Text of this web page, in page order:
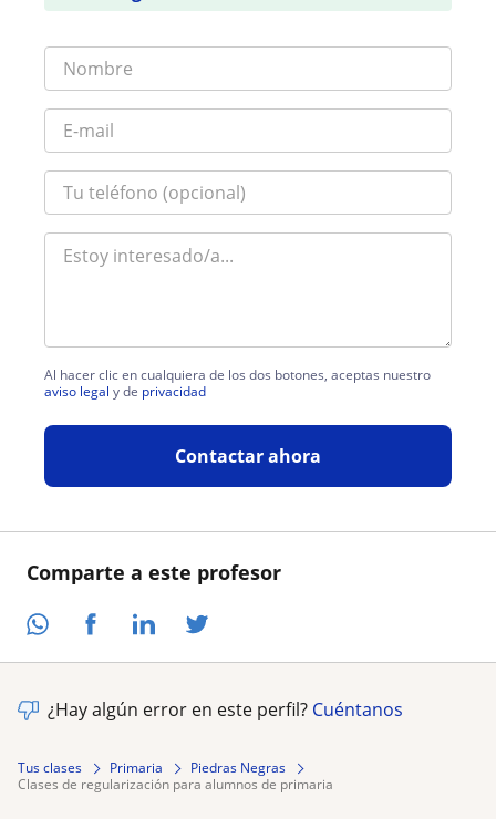
Comparte a este profesor
Al hacer clic en cualquiera de los dos botones, aceptas nuestro
aviso legal y de privacidad
Contactar ahora
¿Hay algún error en este perfil? Cuéntanos
Tus clases Primaria
Piedras Negras
clases de regularización para alumnos de primaria